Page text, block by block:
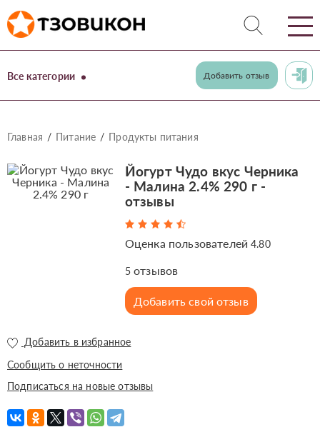
Все категории Добавить отзыв
Главная Питание Продукты питания
Йогурт Чудо вкус Черника
- Малина 2.4% 290 г -
отзывы
Оценка пользователей4.80
5отзывов
Добавить свой отзыв
Добавить в избранное
Сообщить о неточности
Подписаться на новые отзывы